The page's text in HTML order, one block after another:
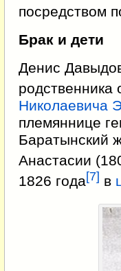
посредством
Брак и дети
Денис
родственника
Николаевича
племяннице
Баратынский
Анастасии
1826 года[7] в